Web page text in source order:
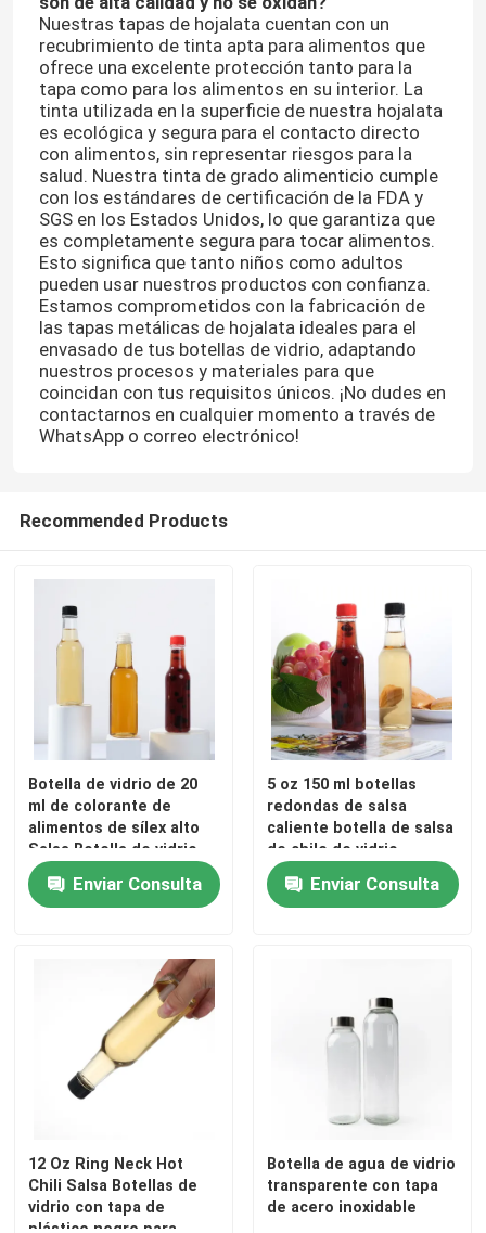
Inicio
Productos
Sobre nosotros
Visita a la fábrica
Control de Calidad
Solicitar una cotización
tarros de cristal
Tazas de vidrio
Capa de botella del frasco
Artículos de vidrio para el hogar
Nuestras tapas de hojalata cuentan con un
recubrimiento de tinta apta para alimentos que
ofrece una excelente protección tanto para la
tapa como para los alimentos en su interior. La
tinta utilizada en la superficie de nuestra hojalata
es ecológica y segura para el contacto directo
con alimentos, sin representar riesgos para la
salud. Nuestra tinta de grado alimenticio cumple
con los estándares de certificación de la FDA y
SGS en los Estados Unidos, lo que garantiza que
es completamente segura para tocar alimentos.
Esto significa que tanto niños como adultos
pueden usar nuestros productos con confianza.
Estamos comprometidos con la fabricación de
las tapas metálicas de hojalata ideales para el
envasado de tus botellas de vidrio, adaptando
nuestros procesos y materiales para que
coincidan con tus requisitos únicos. ¡No dudes en
contactarnos en cualquier momento a través de
WhatsApp o correo electrónico!
Recommended Products
Botella de vidrio de 20
ml de colorante de
alimentos de sílex alto
Salsa Botella de vidrio
con tapa
Enviar Consulta
5 oz 150 ml botellas
redondas de salsa
caliente botella de salsa
de chile de vidrio
Enviar Consulta
12 Oz Ring Neck Hot
Chili Salsa Botellas de
vidrio con tapa de
plástico negro para
Botella de agua de vidrio
transparente con tapa
de acero inoxidable